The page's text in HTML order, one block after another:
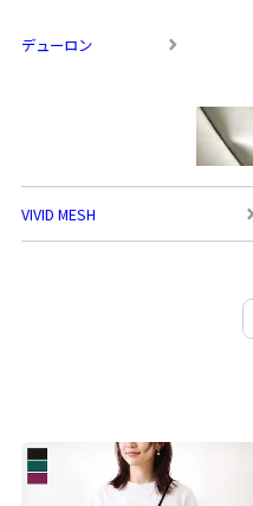
デューロン
VIVID MESH